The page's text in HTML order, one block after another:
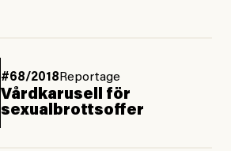
#68/2018 Reportage
Vårdkarusell för
sexualbrottsoffer